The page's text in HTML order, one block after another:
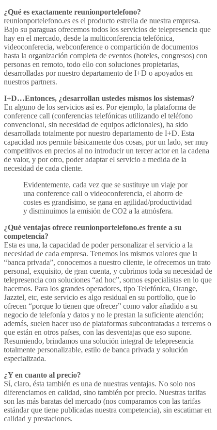
¿Qué es exactamente reunionportelefono?
reunionportelefono.es es el producto estrella de nuestra empresa.
Bajo su paraguas ofrecemos todos los servicios de telepresencia que
hay en el mercado, desde la multiconferencia telefónica,
videoconferecia, webconference o compartición de documentos
hasta la organización completa de eventos (hoteles, congresos) con
personas en remoto, todo ello con soluciones propietarias,
desarrolladas por nuestro departamento de I+D o apoyados en
nuestros partners.
I+D…Entonces, ¿desarrollan ustedes mismos los sistemas?
En alguno de los servicios así es. Por ejemplo, la plataforma de
conference call (conferencias telefónicas utilizando el teléfono
convencional, sin necesidad de equipos adicionales), ha sido
desarrollada totalmente por nuestro departamento de I+D. Esta
capacidad nos permite básicamente dos cosas, por un lado, ser muy
competitivos en precios al no introducir un tercer actor en la cadena
de valor, y por otro, poder adaptar el servicio a medida de la
necesidad de cada cliente.
Evidentemente, cada vez que se sustituye un viaje por
una conference call o videoconferencia, el ahorro de
costes es grandísimo, se gana en agilidad/productividad
y disminuimos la emisión de CO2 a la atmósfera.
¿Qué ventajas ofrece reunionportelefono.es frente a su
competencia?
Esta es una, la capacidad de poder personalizar el servicio a la
necesidad de cada empresa. Tenemos los mismos valores que la
“banca privada”, conocemos a nuestro cliente, le ofrecemos un trato
personal, exquisito, de gran cuenta, y cubrimos toda su necesidad de
telepresencia con soluciones “ad hoc”, somos especialistas en lo que
hacemos. Para los grandes operadores, tipo Telefónica, Orange,
Jazztel, etc, este servicio es algo residual en su portfolio, que lo
ofrecen “porque lo tienen que ofrecer” como valor añadido a su
negocio de telefonía y datos y no le prestan la suficiente atención;
además, suelen hacer uso de plataformas subcontratadas a terceros o
que están en otros países, con las desventajas que eso supone.
Resumiendo, brindamos una solución integral de telepresencia
totalmente personalizable, estilo de banca privada y solución
especializada.
¿Y en cuanto al precio?
Sí, claro, ésta también es una de nuestras ventajas. No solo nos
diferenciamos en calidad, sino también por precio. Nuestras tarifas
son las más baratas del mercado (nos comparamos con las tarifas
estándar que tiene publicadas nuestra competencia), sin escatimar en
calidad y prestaciones.